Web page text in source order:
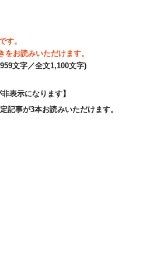
す。
をお読みいただけます。
文字／全文1,100文字)
表示になります】
記事が3本お読みいただけます。